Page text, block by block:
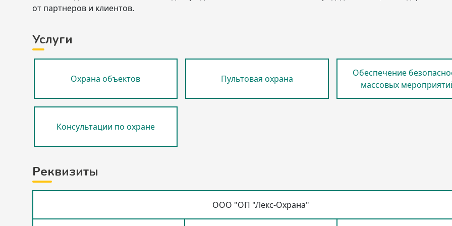
от партнеров и клиентов.
Услуги
Охрана объектов Пультовая охрана
Обеспечение
массовых
Консультации по охране
Реквизиты
ООО "ОП "Лекс-Охрана"